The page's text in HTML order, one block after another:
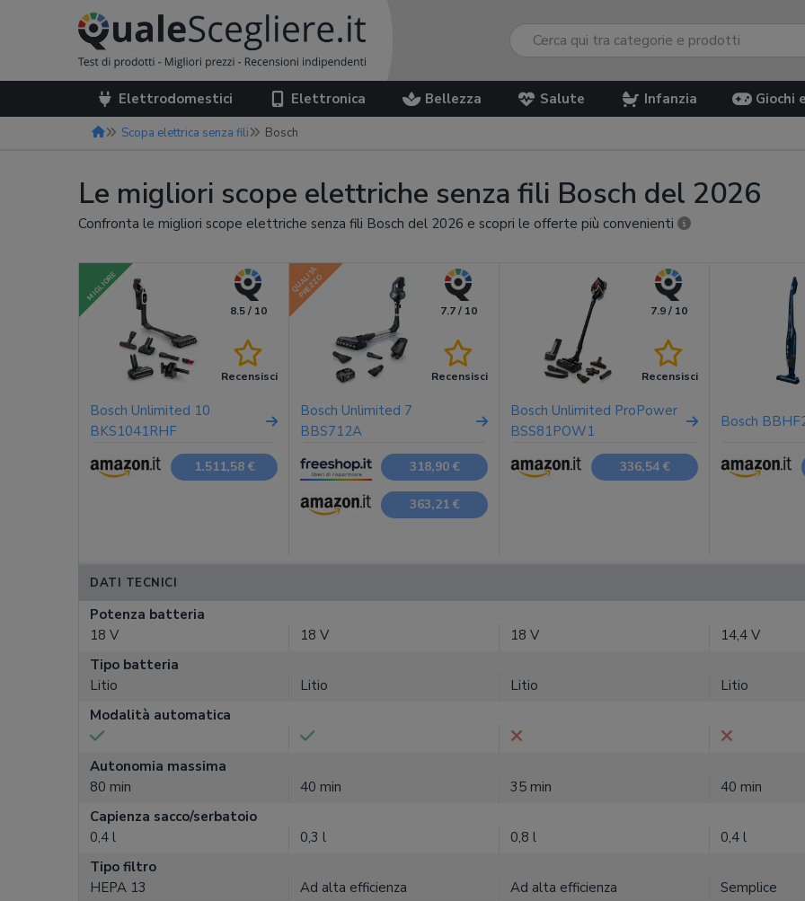
Elettrodomestici Elettronica Bellezza Salute Infanzia Giochi
Scopa elettrica senza fili Bosch
Le migliori scope elettriche senza fili Bosch del 2026
Confronta le migliori scope elettriche senza fili Bosch del 2026 e scopri le offerte più convenienti
MIGLIORE
8.5 / 10
Recensisci
QUALITÀ
PREZZO
7.7 / 10
Recensisci
7.9 / 10
Recensisci
Bosch Unlimited 10
BKS1041RHF
Bosch Unlimited 7
BBS712A
Bosch Unlimited ProPower
BSS81POW1
Bosch
1.511,58 € 318,90 € 336,54 €
363,21 €
DATI TECNICI
Potenza batteria
18 V
18 V 18 V 14,4 V
Tipo batteria
Litio
Litio Litio Litio
Modalità automatica
Autonomia massima
80 min
40 min 35 min 40 min
Capienza sacco/serbatoio
0,4 l
0,3 l 0,8 l 0,4 l
Tipo filtro
HEPA 13
Ad alta efficienza Ad alta efficienza Semplice